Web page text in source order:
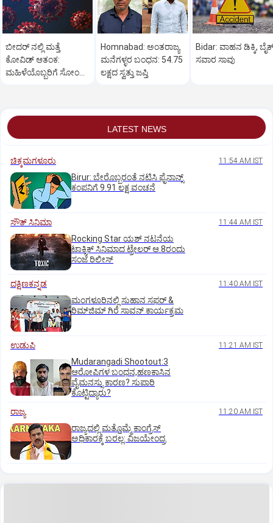
ಬೀದರ್ ನಲ್ಲಿ ಮತ್ತೆ
ಕೋವಿಡ್‌ ಆತಂಕ:
ಮಹಿಳೆಯೊಬ್ಬರಿಗೆ ಸೋಂಕು
Homnabad: ಅಂತರಾಜ್ಯ
ಮನೆಗಳ್ಳರ ಬಂಧನ: 54.75
ಲಕ್ಷದ ಸ್ವತ್ತು ಜಪ್ತಿ
Bidar: ವಾಹನ ಡಿಕ್ಕಿ,
ಸವಾರ ಸಾವು
LATEST NEWS
ಚಿಕ್ಕಮಗಳೂರು 11:54 AM IST
Birur: ಬೇರೊಬ್ಬರಂತೆ ನಟಿಸಿ ಫೈನಾನ್ಸ್
ಕಂಪನಿಗೆ 9.91 ಲಕ್ಷ ವಂಚನೆ
ಸೌತ್‌ ಸಿನಿಮಾ 11:44 AM IST
Rocking Star ಯಶ್‌ ನಟನೆಯ
ಟಾಕ್ಸಿಕ್‌ ಸಿನಿಮಾದ ಟ್ರೇಲರ್‌ ಆ.8ರಂದು
ಸಂಜೆ ರಿಲೀಸ್
ದಕ್ಷಿಣಕನ್ನಡ 11:40 AM IST
ಮಂಗಳೂರಿನಲ್ಲಿ ಸುಹಾನ ಸಫರ್ &
ರಿಮ್‌ಜಿಮ್ ಗಿರೆ ಸಾವನ್ ಕಾರ್ಯಕ್ರಮ
ಉಡುಪಿ 11:21 AM IST
Mudarangadi Shootout:‌3
ಆರೋಪಿಗಳ ಬಂಧನ,ಹಣಕಾಸಿನ
ವೈಮನಸ್ಸು ಕಾರಣ? ಸುಪಾರಿ
ಕೊಟ್ಟಿದ್ಯಾರು?
ರಾಜ್ಯ
11:20 AM IST
ರಾಜ್ಯದಲ್ಲಿ ಮತ್ತೊಮ್ಮೆ ಕಾಂಗ್ರೆಸ್‌
ಅಧಿಕಾರಕ್ಕೆ ಬರಲ್ಲ: ವಿಜಯೇಂದ್ರ